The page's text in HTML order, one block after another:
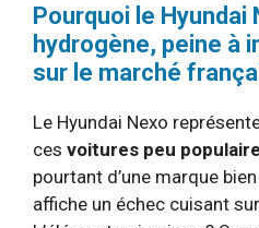
Pourquoi le Hyundai
hydrogène, peine à
sur le marché
Le Hyundai Nexo
ces voitures peu
pourtant d’une marque
affiche un échec cuisant